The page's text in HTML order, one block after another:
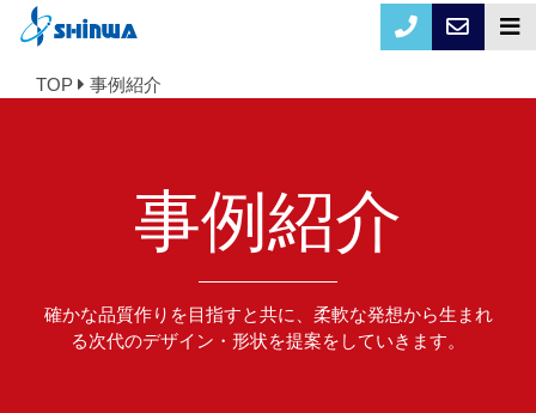
TOP 事例紹介
事例紹介
確かな品質作りを目指すと共に、柔軟な発想から生まれ
る次代のデザイン・形状を提案をしていきます。